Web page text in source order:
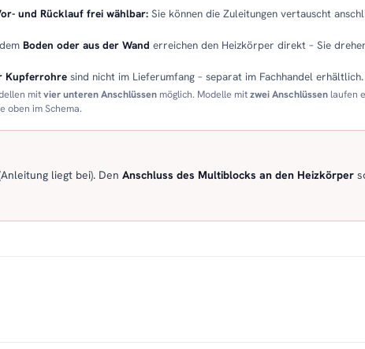
und Rücklauf frei wählbar: Sie können die Zuleitungen vertauscht
Boden oder aus der Wand erreichen den Heizkörper direkt – Sie
Kupferrohre sind nicht im Lieferumfang – separat im Fachhandel erhältlich.
mitvier unteren Anschlüssen möglich. Modelle mitzwei Anschlüssen laufen
oben im Schema.
liegt bei). Den Anschluss des Multiblocks an den Heizkörper